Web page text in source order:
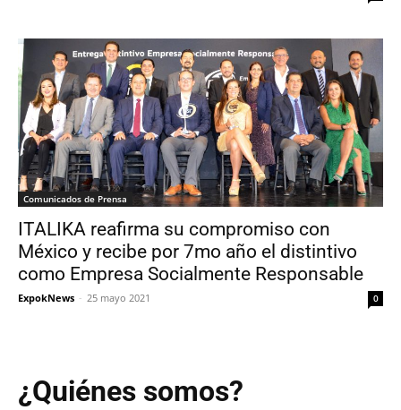
Comunicados de Prensa
ITALIKA reafirma su compromiso con
México y recibe por 7mo año el distintivo
como Empresa Socialmente Responsable
ExpokNews - 25 mayo 2021 0
¿Quiénes somos?